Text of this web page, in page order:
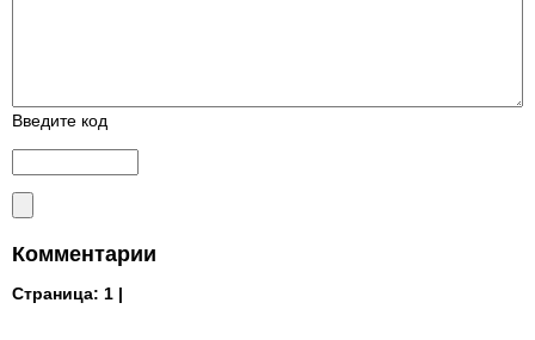
Введите код
Комментарии
Страница: 1 |